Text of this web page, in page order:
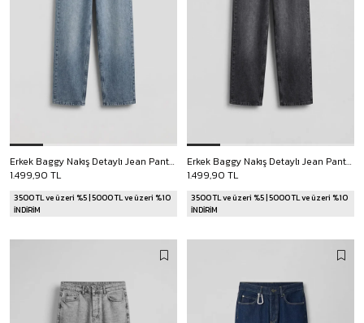
Erkek Baggy Nakış Detaylı Jean Pantolon Mavi
1.499,90 TL
3500 TL ve üzeri %5 | 5000 TL ve üzeri %10
İNDİRİM
Erkek Baggy Nakış Detaylı Jean Pantolon Koyu Gri
1.499,90 TL
3500 TL ve üzeri %5 | 5000 TL ve üzeri %10
İNDİRİM